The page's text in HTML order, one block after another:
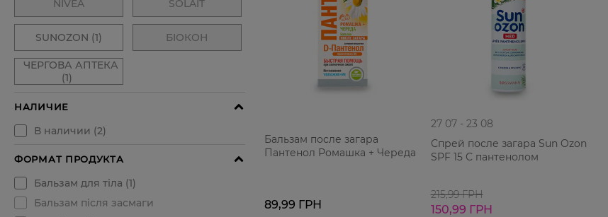
Бальзам после загара
Пантенол Ромашка + Череда
89,99 ГРН
27 07 - 23 08
Спрей после загара Sun Ozon
SPF 15 С пантенолом
215,99 ГРН
150,99 ГРН